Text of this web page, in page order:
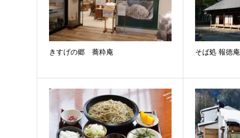
きすげの郷 蕎粋庵 そば処 報徳庵